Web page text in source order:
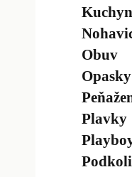
Obuv
Opasky
Plavky